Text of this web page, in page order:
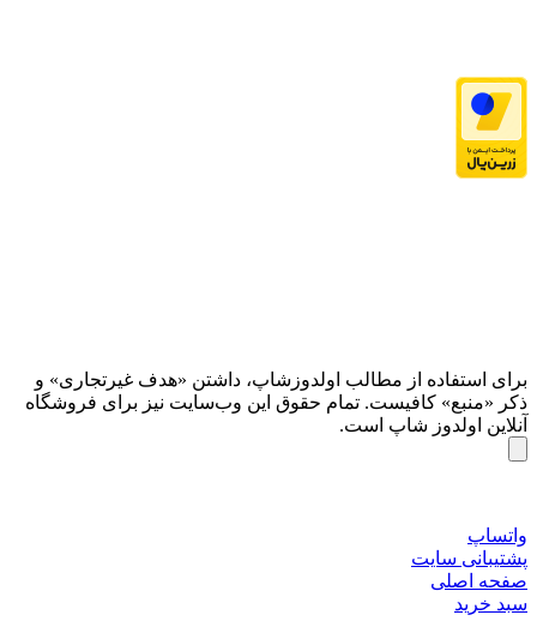
برای استفاده از مطالب اولدوزشاپ، داشتن «هدف غیرتجاری» و
ذکر «منبع» کافیست. تمام حقوق اين وب‌سايت نیز برای فروشگاه
آنلاین اولدوز شاپ است.
واتساپ
پشتیبانی سایت
صفحه اصلی
سبد خرید